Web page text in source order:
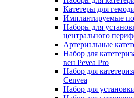
Катетеры для
Имплантируемые
Наборы для
центрального
Артериальные
Набор для
вен Pevea Pro
Набор для
Cenvea
Набор для